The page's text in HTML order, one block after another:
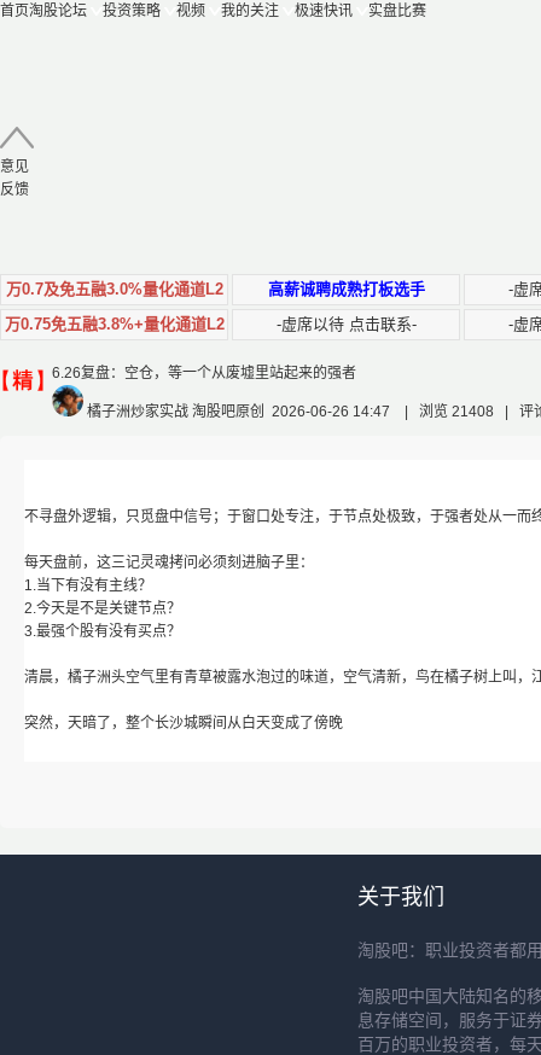
首页淘股论坛 投资策略 视频 我的关注 极速快讯 实盘比赛
意见
反馈
万0.7及免五融3.0%量化通道L2 高薪诚聘成熟打板选手
-虚
万0.75免五融3.8%+量化通道L2
-虚席以待 点击联系- -虚
6.26复盘：空仓，等一个从废墟里站起来的强者
橘子洲炒家实战 淘股吧原创 2026-06-26 14:47 浏览 21408 评
不寻盘外逻辑，只觅盘中信号；于窗口处专注，于节点处极致，于强者处从一而
每天盘前，这三记灵魂拷问必须刻进脑子里：
1.当下有没有主线？
2.今天是不是关键节点？
3.最强个股有没有买点？
清晨，橘子洲头空气里有青草被露水泡过的味道，空气清新，鸟在橘子树上叫
突然，天暗了，整个长沙城瞬间从白天变成了傍晚
关于我们
淘股吧：职业投资者都
淘股吧中国大陆知名的
息存储空间，服务于证
百万的职业投资者，每